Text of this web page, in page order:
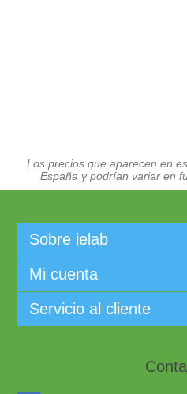
Los precios que aparecen en
España y podrían variar en
Sobre ielab
Mi cuenta
Servicio al cliente